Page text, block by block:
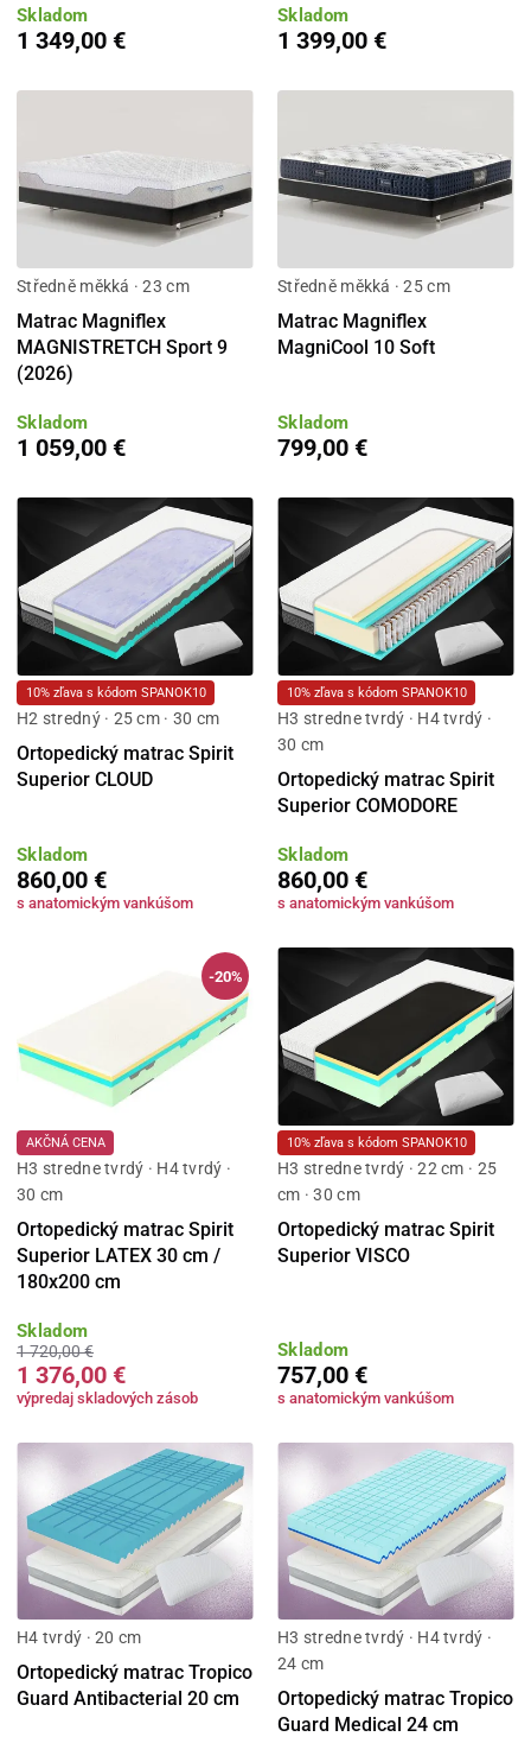
Skladom
1 349,00 €
Skladom
1 399,00 €
Středně měkká · 23 cm
Matrac Magniflex
MAGNISTRETCH Sport 9
(2026)
Skladom
1 059,00 €
Středně měkká · 25 cm
Matrac Magniflex
MagniCool 10 Soft
Skladom
799,00 €
10% zľava s kódom SPANOK10
H2 stredný · 25 cm · 30 cm
Ortopedický matrac Spirit
Superior CLOUD
Skladom
860,00 €
s anatomickým vankúšom
10% zľava s kódom SPANOK10
H3 stredne tvrdý · H4 tvrdý ·
30 cm
Ortopedický matrac Spirit
Superior COMODORE
Skladom
860,00 €
s anatomickým vankúšom
-20%
AKČNÁ CENA
H3 stredne tvrdý · H4 tvrdý ·
30 cm
Ortopedický matrac Spirit
Superior LATEX 30 cm /
180x200 cm
Skladom
1 720,00 €
1 376,00 €
výpredaj skladových zásob
10% zľava s kódom SPANOK10
H3 stredne tvrdý · 22 cm · 25
cm · 30 cm
Ortopedický matrac Spirit
Superior VISCO
Skladom
757,00 €
s anatomickým vankúšom
H4 tvrdý · 20 cm
Ortopedický matrac Tropico
Guard Antibacterial 20 cm
H3 stredne tvrdý · H4 tvrdý ·
24 cm
Ortopedický matrac Tropico
Guard Medical 24 cm